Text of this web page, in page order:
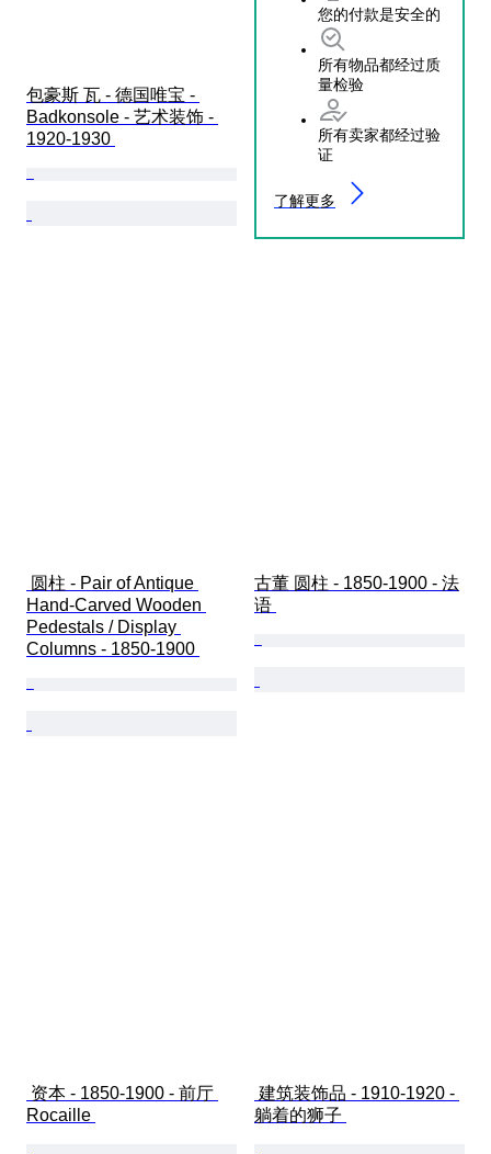
您的付款是安全的
所有物品都经过质
量检验
所有卖家都经过验
证
了解更多
包豪斯 瓦 - 德国唯宝 -
Badkonsole - 艺术装饰 -
1920-1930
Hand-Carved Wooden
Pedestals / Display
Columns - 1850-1900
古董 圆柱 - 1850-1900 - 法
语
Rocaille
躺着的狮子